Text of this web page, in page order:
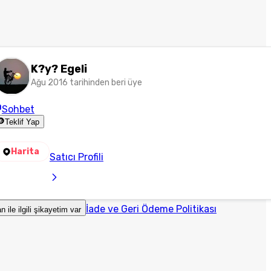
K?y? Egeli
Ağu 2016 tarihinden beri üye
Sohbet
Teklif Yap
Harita Satıcı Profili
ile ilgili şikayetim var İade ve Geri Ödeme Politikası